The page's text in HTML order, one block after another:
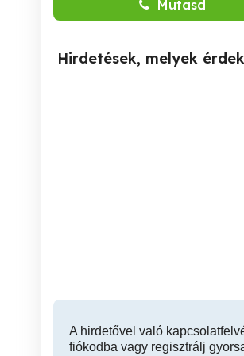
Mutasd
Hirdetések, melyek
A hirdetővel való
fiókodba vagy regisztrálj